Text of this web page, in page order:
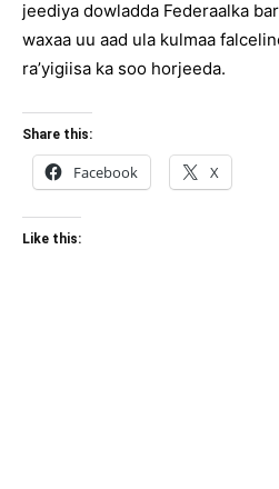
jeediya dowladda Federaalka
waxaa uu aad ula kulmaa
ra’yigiisa ka soo horjeeda.
Share this:
Facebook X
Like this: